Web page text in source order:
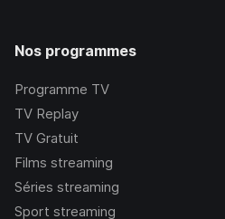
Nos programmes
Programme TV
TV Replay
TV Gratuit
Films streaming
Séries streaming
Sport streaming